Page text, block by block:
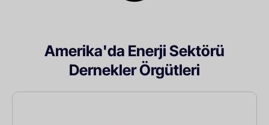
Amerika'da Enerji Sektörü
Dernekler Örgütleri